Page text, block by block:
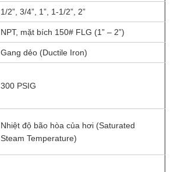
1/2”, 3/4”, 1”, 1-1/2”, 2”
NPT, mặt bích 150# FLG (1” – 2”)
Gang dẻo (Ductile Iron)
300 PSIG
Nhiệt độ bão hòa của hơi (Saturated
Steam Temperature)